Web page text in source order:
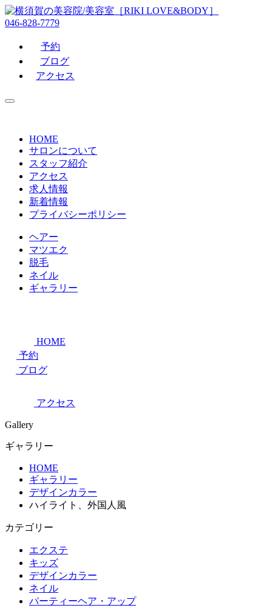
046-828-7779
予約
ブログ
アクセス
HOME
サロンについて
スタッフ紹介
アクセス
求人情報
新着情報
プライバシーポリシー
ヘアー
マツエク
脱毛
ネイル
ギャラリー
HOME
予約
ブログ
アクセス
Gallery
ギャラリー
HOME
ギャラリー
デザインカラー
ハイライト、外国人風
カテゴリー
エクステ
キッズ
デザインカラー
ネイル
パーティーヘア・アップ